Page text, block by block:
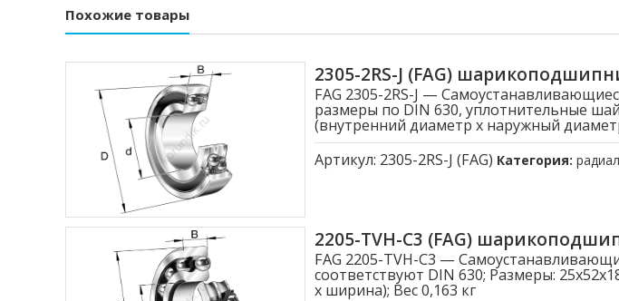
Похожие товары
2305-2RS-J (FAG)
FAG 2305-2RS-J —
размеры по DIN 630, уплотнительные
(внутренний диаметр x наружный
Артикул: 2305-2RS-J (FAG) Категория:
2205-TVH-C3 (FAG)
FAG 2205-TVH-C3 —
соответствуют DIN 630; Размеры:
x ширина); Вес 0,163 кг